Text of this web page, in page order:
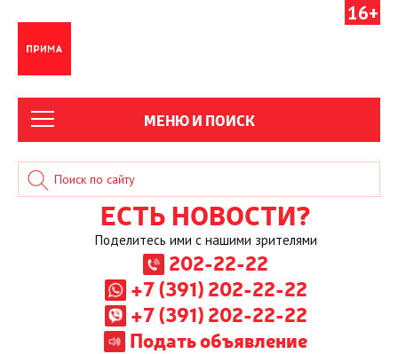
16+
МЕНЮ И ПОИСК
ЕСТЬ НОВОСТИ?
Поделитесь ими с нашими зрителями
202-22-22
+7 (391) 202-22-22
+7 (391) 202-22-22
Подать объявление